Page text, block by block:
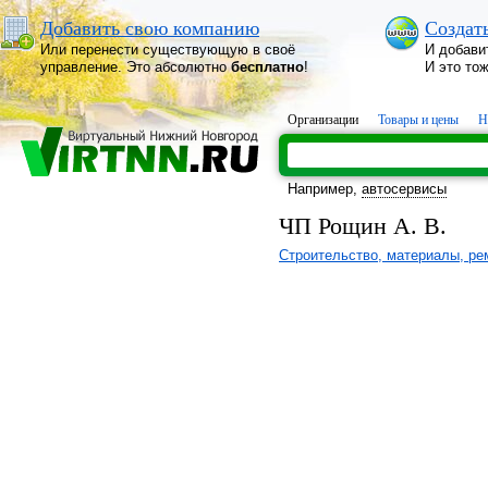
Добавить свою компанию
Или перенести существующую в своё
управление. Это абсолютнобесплатно!
И
И это
Организации Товары и цены
Например, автосервисы
ЧП Рощин А. В.
Строительство, материалы,